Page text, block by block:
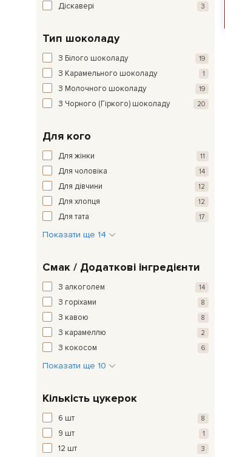
Діскавері 3
Тип шоколаду
З Білого шоколаду 19
З Карамельного шоколаду 1
З Молочного шоколаду 19
З Чорного (Гіркого) шоколаду 20
Для кого
Для жінки 11
Для чоловіка 14
Для дівчини 12
Для хлопця 12
Для тата 17
Показати ще 14
Смак / Додаткові інгредієнти
З алкоголем 14
З горіхами 8
З кавою 8
З карамеллю 2
З кокосом 6
Показати ще 10
Кількість цукерок
6 шт 8
9 шт 1
12 шт 3